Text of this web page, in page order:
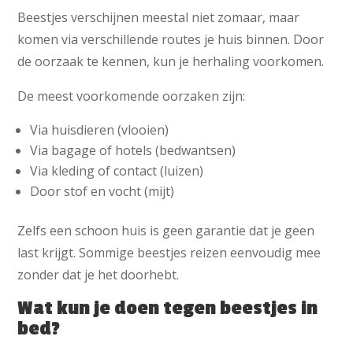
Beestjes verschijnen meestal niet zomaar, maar
komen via verschillende routes je huis binnen. Door
de oorzaak te kennen, kun je herhaling voorkomen.
De meest voorkomende oorzaken zijn:
Via huisdieren (vlooien)
Via bagage of hotels (bedwantsen)
Via kleding of contact (luizen)
Door stof en vocht (mijt)
Zelfs een schoon huis is geen garantie dat je geen
last krijgt. Sommige beestjes reizen eenvoudig mee
zonder dat je het doorhebt.
Wat kun je doen tegen beestjes in
bed?